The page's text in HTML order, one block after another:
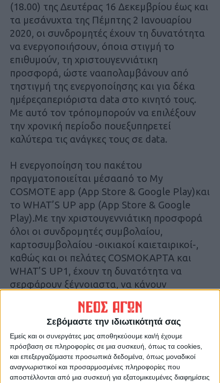
Σεβόμαστε την ιδιωτικότητά σας
Εμείς και οι συνεργάτες μας αποθηκεύουμε και/ή έχουμε
πρόσβαση σε πληροφορίες σε μια συσκευή, όπως τα cookies,
και επεξεργαζόμαστε προσωπικά δεδομένα, όπως μοναδικοί
αναγνωριστικοί και προσαρμοσμένες πληροφορίες που
αποστέλλονται από μια συσκευή για εξατομικευμένες διαφημίσεις
(18.00) της Δευτέρας 16 Δεκεμβρίου έως και
τα μεσάνυχτα της Πέμπτης 2 Ιανουαρίου
2020, οι συνδρομητές έχουν τη δυνατότητα
να ενεργοποιήσουν, όποια στιγμή το
επιθυμούν, τη χριστουγεννιάτικη
προσφορά, ώστε νααπολαμβάνουν από
τηστιγμή της ενεργοποίησης και για δέκα
ημέρεςαπεριόριστα data στο κινητό τους.
Με αυτό τον τρόπομπορούν να επιλέξουν
την χρονική περίοδο πουεξυπηρετεί
καλύτερα τις ανάγκες τους σε data.
Η ενεργοποίηση του πακέτου
πραγματοποιείται μέσααπό το My
COSMOTE app (App Store & Google Play)και
το WHAT’S UP app (App Store & Google
Play).Με την χριστουγεννιάτικη προσφορά
όλοι οι συνδρομητές συμβολαίου,
καρτοσυμβολαίου -οικιακοί καιεταιρικοί-,
καθώς και οι πελάτες COSMOΚΑΡΤΑ και
WHAT’S UP1, έχουν τη δυνατότητα να
σερφάρουν ξέγνοιαστα, να κάνουν
διακοπών με τους φίλους τους, αλλά και να
μη χάνουν την επαφή με τους συνεργάτες
τους, έχοντας απεριόριστα GB στο κινητό,
το tablet ή το laptop τους, για ένα ολόκληρο
δεκαήμερο.